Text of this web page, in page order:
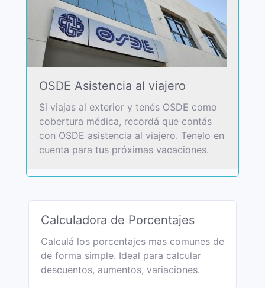
OSDE Asistencia al viajero
Si viajas al exterior y tenés OSDE como
cobertura médica, recordá que contás
con OSDE asistencia al viajero. Tenelo en
cuenta para tus próximas vacaciones.
Calculadora de Porcentajes
Calculá los porcentajes mas comunes de
de forma simple. Ideal para calcular
descuentos, aumentos, variaciones.